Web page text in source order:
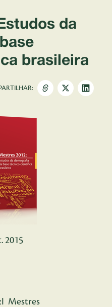
da
brasileira
2015
Mestres